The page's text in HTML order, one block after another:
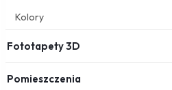
Kolory
Fototapety 3D
Pomieszczenia